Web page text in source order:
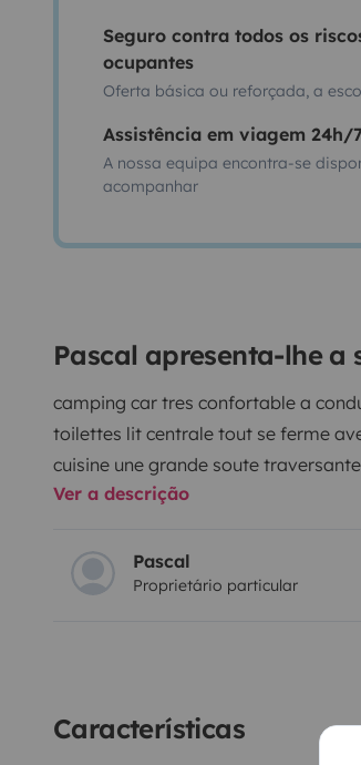
Seguro contra todos os
ocupantes
Oferta básica ou reforçada, a
Assistência em viagem 24h/7
A nossa equipa encontra-se
acompanhar
Pascal apresenta-lhe
camping car tres confortable a conduire et pour y
toilettes lit centrale tout se ferme
Ver a descrição
Pascal
Proprietário particular
Características